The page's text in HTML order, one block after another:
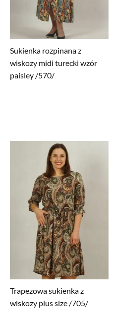
Sukienka rozpinana z
wiskozy midi turecki wzór
paisley /570/
Trapezowa sukienka z
wiskozy plus size /705/